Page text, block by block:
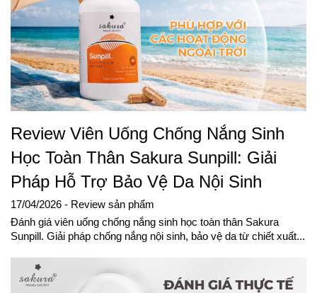
Review Viên Uống Chống Nắng Sinh
Học Toàn Thân Sakura Sunpill: Giải
Pháp Hỗ Trợ Bảo Vệ Da Nội Sinh
17/04/2026 - Review sản phẩm
Đánh giá viên uống chống nắng sinh học toàn thân Sakura
Sunpill. Giải pháp chống nắng nội sinh, bảo vệ da từ chiết xuất...